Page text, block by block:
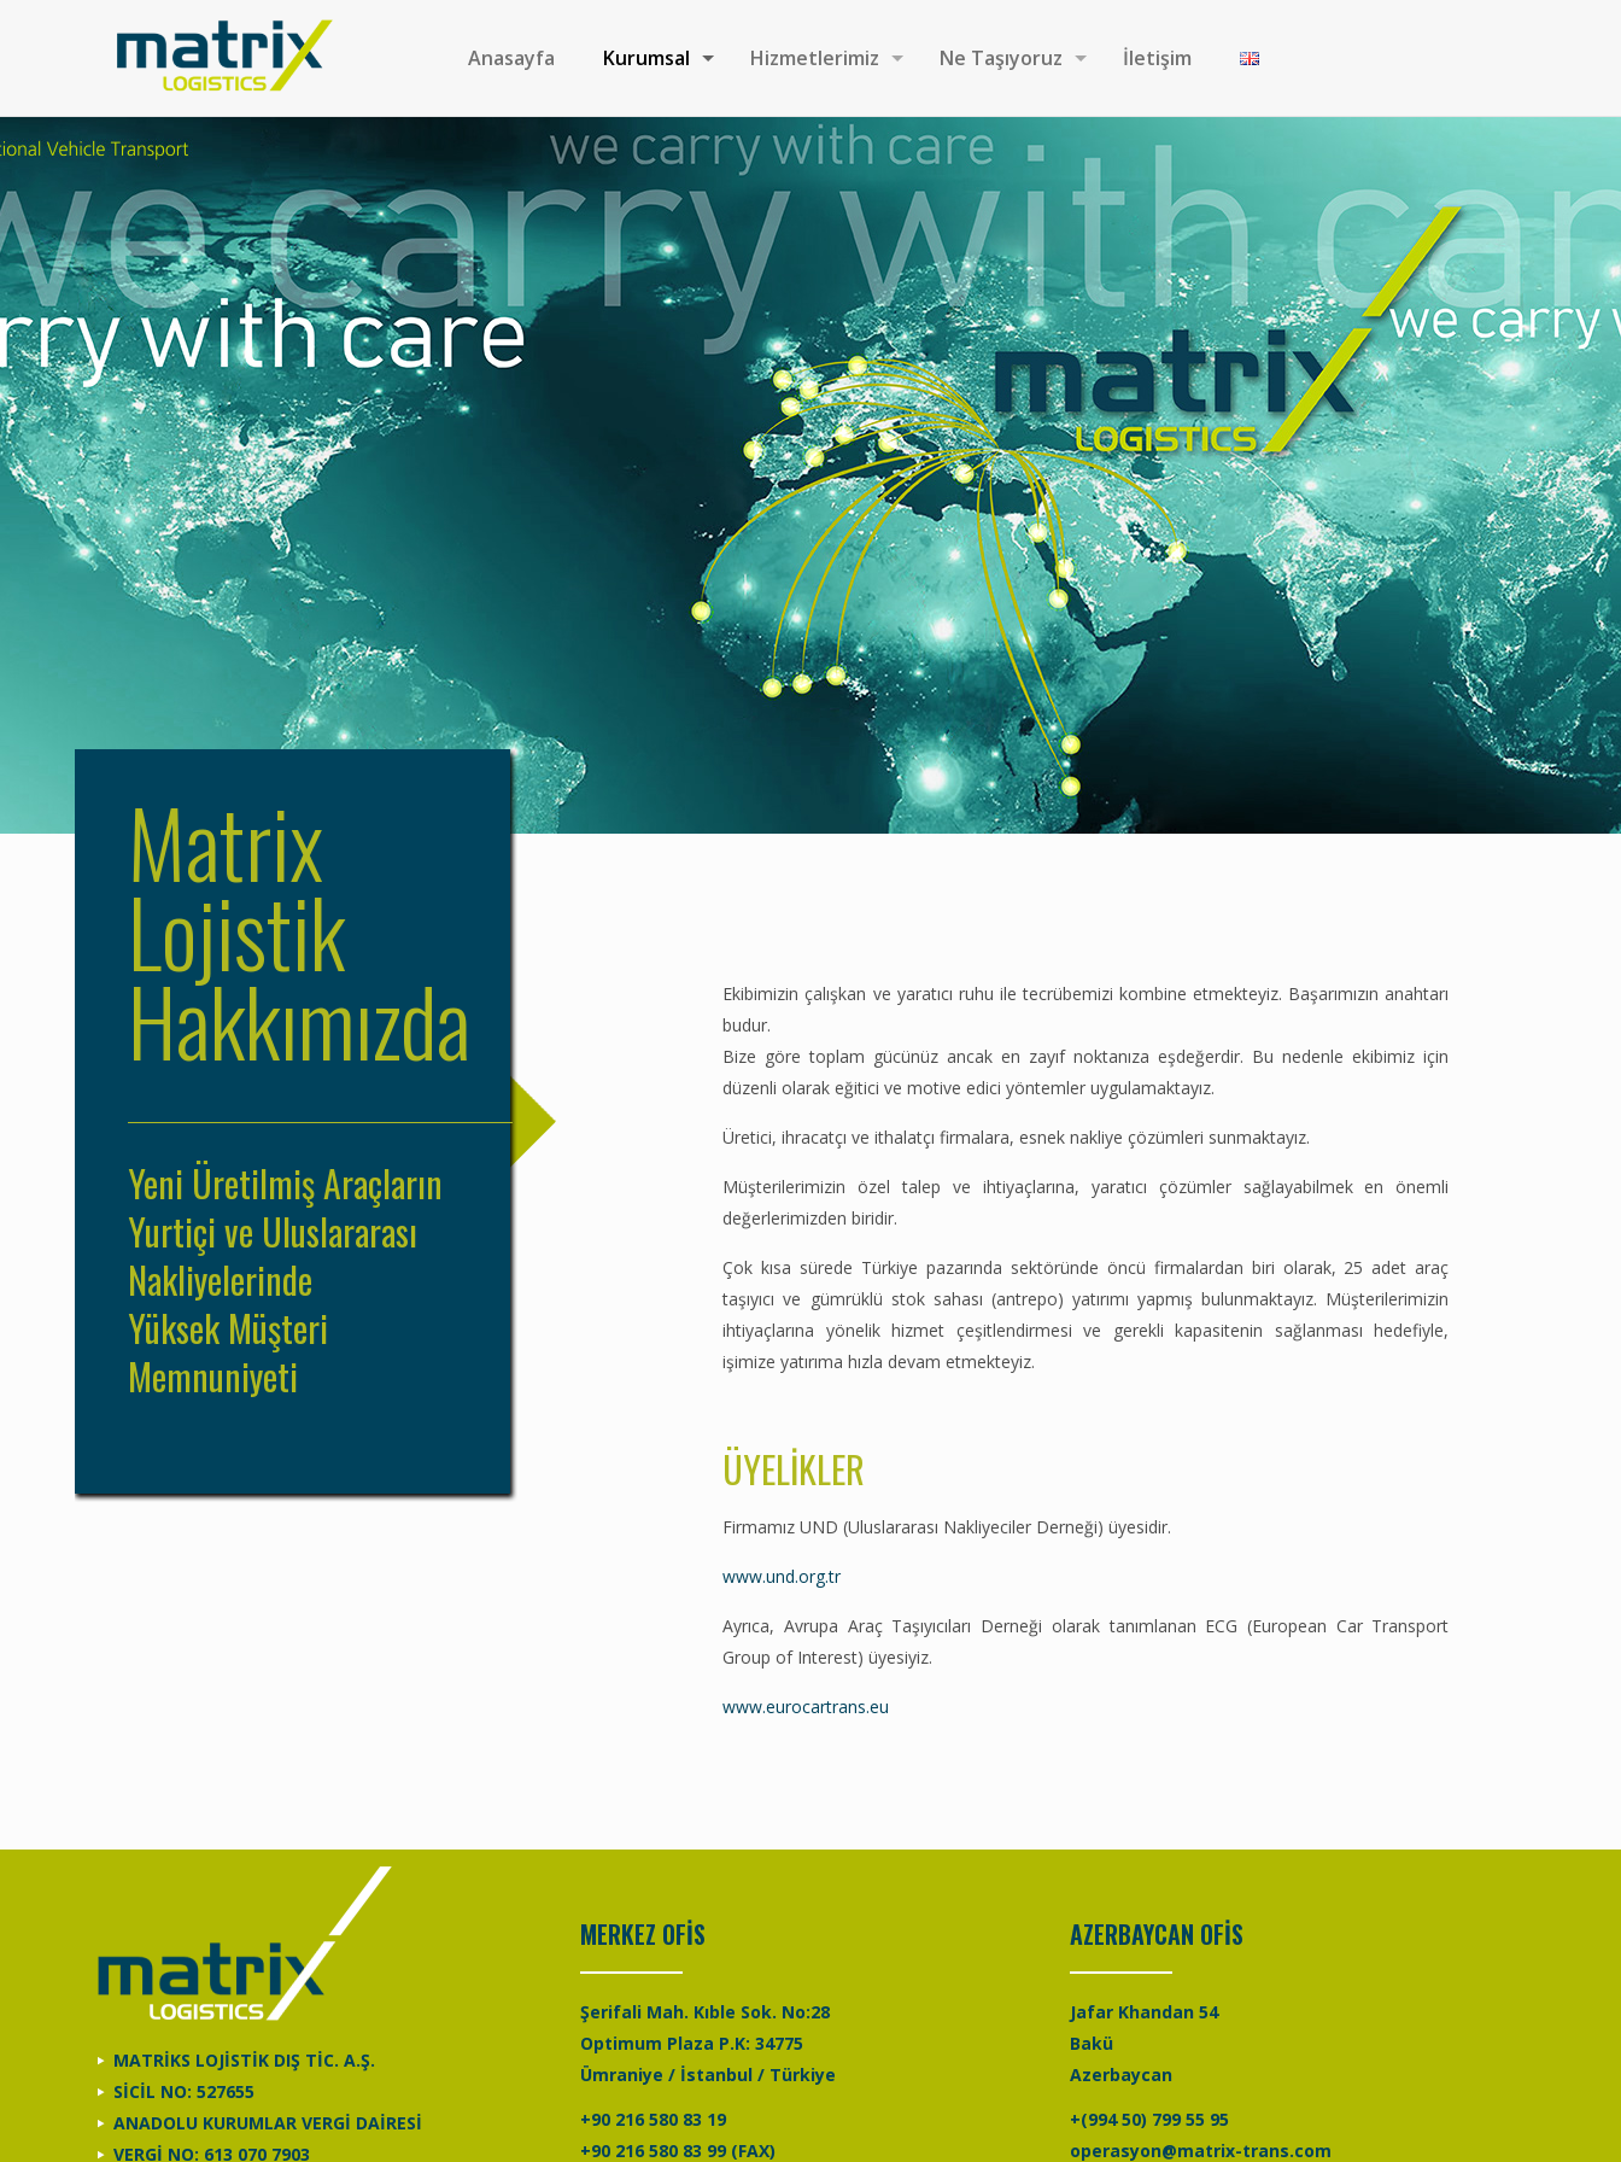
Anasayfa Kurumsal Hizmetlerimiz Ne Taşıyoruz İletişim
Matrix
Lojistik
Hakkımızda
Yeni Üretilmiş Araçların
Yurtiçi ve Uluslararası
Nakliyelerinde
Yüksek Müşteri
Memnuniyeti
Ekibimizin çalışkan ve yaratıcı ruhu ile tecrübemizi kombine etmekteyiz. Başarımızın anahtarı
budur.
Bize göre toplam gücünüz ancak en zayıf noktanıza eşdeğerdir. Bu nedenle ekibimiz için
düzenli olarak eğitici ve motive edici yöntemler uygulamaktayız.
Üretici, ihracatçı ve ithalatçı firmalara, esnek nakliye çözümleri sunmaktayız.
Müşterilerimizin özel talep ve ihtiyaçlarına, yaratıcı çözümler sağlayabilmek en önemli
değerlerimizden biridir.
Çok kısa sürede Türkiye pazarında sektöründe öncü firmalardan biri olarak, 25 adet araç
taşıyıcı ve gümrüklü stok sahası (antrepo) yatırımı yapmış bulunmaktayız. Müşterilerimizin
ihtiyaçlarına yönelik hizmet çeşitlendirmesi ve gerekli kapasitenin sağlanması hedefiyle,
işimize yatırıma hızla devam etmekteyiz.
ÜYELİKLER
Firmamız UND (Uluslararası Nakliyeciler Derneği) üyesidir.
www.und.org.tr
Ayrıca, Avrupa Araç Taşıyıcıları Derneği olarak tanımlanan ECG (European Car Transport
Group of Interest) üyesiyiz.
www.eurocartrans.eu
MATRİKS LOJİSTİK DIŞ TİC. A.Ş.
SİCİL NO: 527655
ANADOLU KURUMLAR VERGİ DAİRESİ
VERGİ NO: 613 070 7903
MERKEZ OFİS
Şerifali Mah. Kıble Sok. No:28
Optimum Plaza P.K: 34775
Ümraniye / İstanbul / Türkiye
+90 216 580 83 19
+90 216 580 83 99 (FAX)
AZERBAYCAN OFİS
Jafar Khandan 54
Bakü
Azerbaycan
+(994 50) 799 55 95
operasyon@matrix-trans.com